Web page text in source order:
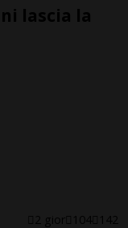
lascia la
2 gior 104 142